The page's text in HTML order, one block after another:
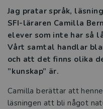
Jag pratar språk,
SFI-läraren Camilla
elever som inte har så
Vårt samtal handlar
och att det finns olika
”kunskap” är.
Camilla berättar att
läsningen att bli något